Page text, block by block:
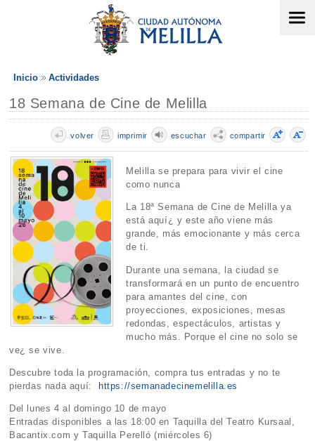
Inicio Actividades
18 Semana de Cine de Melilla
compartir
escuchar
imprimir
volver
Melilla se prepara para vivir el cine
como nunca
La 18ª Semana de Cine de Melilla ya
está aquí¿ y este año viene más
grande, más emocionante y más cerca
de ti.
Durante una semana, la ciudad se
transformará en un punto de encuentro
para amantes del cine, con
proyecciones, exposiciones, mesas
redondas, espectáculos, artistas y
mucho más. Porque el cine no solo se
ve¿ se vive.
Descubre toda la programación, compra tus entradas y no te
pierdas nada aquí:
https://semanadecinemelilla.es
Del lunes 4 al domingo 10 de mayo
Entradas disponibles a las 18:00 en Taquilla del Teatro Kursaal,
Bacantix.com y Taquilla Perelló (miércoles 6)